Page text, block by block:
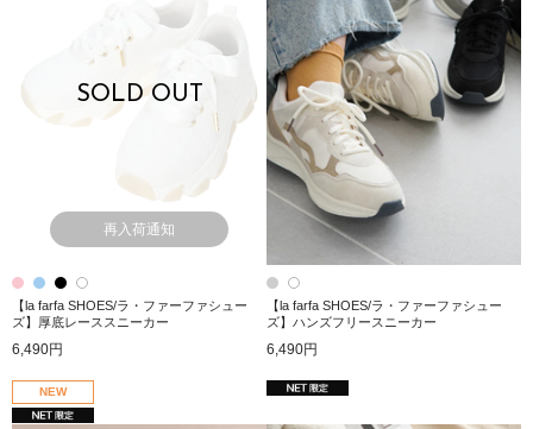
SOLD OUT
再入荷通知
【la farfa SHOES/ラ・ファーファシュー
ズ】厚底レーススニーカー
6,490円
【la farfa SHOES/ラ・ファーファシュー
ズ】ハンズフリースニーカー
6,490円
NEW